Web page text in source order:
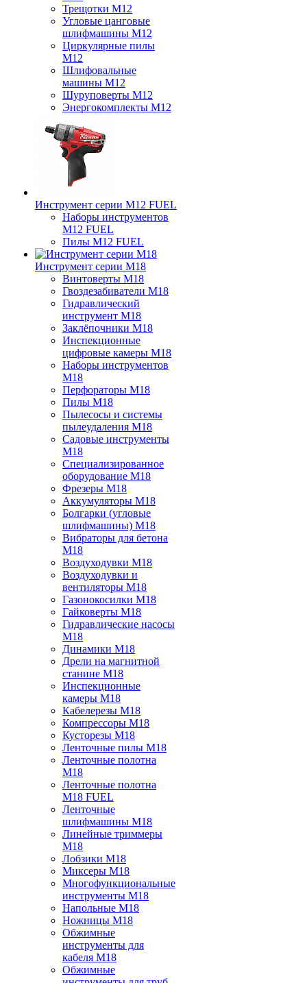
Трещотки M12
Угловые цанговые
шлифмашины M12
Циркулярные пилы
M12
Шлифовальные
машины M12
Шуруповерты M12
Энергокомплекты M12
Инструмент серии M12 FUEL
Наборы инструментов
M12 FUEL
Пилы M12 FUEL
Инструмент серии M18
Винтоверты M18
Гвоздезабиватели M18
Гидравлический
инструмент M18
Заклёпочники M18
Инспекционные
цифровые камеры M18
Наборы инструментов
M18
Перфораторы M18
Пилы M18
Пылесосы и системы
пылеудаления M18
Садовые инструменты
M18
Специализированное
оборудование M18
Фрезеры M18
Аккумуляторы M18
Болгарки (угловые
шлифмашины) M18
Вибраторы для бетона
M18
Воздуходувки M18
Воздуходувки и
вентиляторы M18
Газонокосилки M18
Гайковерты M18
Гидравлические насосы
M18
Динамики M18
Дрели на магнитной
станине M18
Инспекционные
камеры M18
Кабелерезы M18
Компрессоры M18
Кусторезы M18
Ленточные пилы M18
Ленточные полотна
M18
Ленточные полотна
M18 FUEL
Ленточные
шлифмашины M18
Линейные триммеры
M18
Лобзики M18
Миксеры M18
Многофункциональные
инструменты M18
Напольные M18
Ножницы M18
Обжимные
инструменты для
кабеля M18
Обжимные